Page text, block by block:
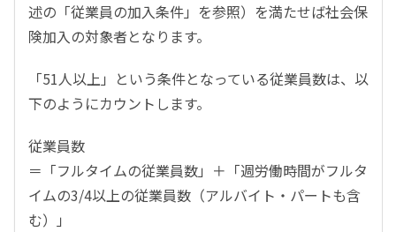
述の「従業員の加入条件」を参照）を満たせば社会保
険加入の対象者となります。
「51人以上」という条件となっている従業員数は、以
下のようにカウントします。
従業員数
＝「フルタイムの従業員数」＋「週労働時間がフルタ
イムの3/4以上の従業員数（アルバイト・パートも含
む）」